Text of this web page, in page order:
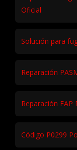
Oficial
Solución para
Reparación
Reparación FAP
Código P0299